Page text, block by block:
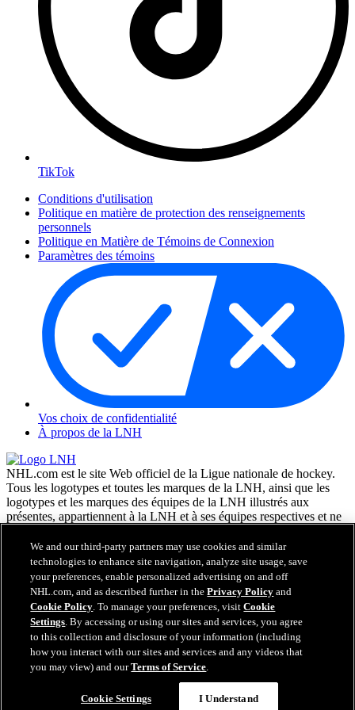
TikTok
Conditions d'utilisation
Politique en matière de protection des renseignements
personnels
Politique en Matière de Témoins de Connexion
Paramètres des témoins
Vos choix de confidentialité
À propos de la LNH
NHL.com est le site Web officiel de la Ligue nationale de hockey.
Tous les logotypes et toutes les marques de la LNH, ainsi que les
logotypes et les marques des équipes de la LNH illustrés aux
présentes, appartiennent à la LNH et à ses équipes respectives et ne
Enterprises, L.P. © LNH 2026. Tous droits réservés. Tous les
chandails d'équipe de la LNH personnalisés avec les noms des
joueurs de la LNH et leurs numéros sont officiellement sous license
de la LNH et de l'AJLNH. Le mot servant de marque Zamboni et la
configuration de la surfaceuse Zamboni sont des marques de
commerce déposées de Frank J. Zamboni & Co., Inc. © Frank J.
Zamboni & Co., Inc. 2026. Tous droits réservés. Toute autre marque
déposée ou tout droit d'auteur d'une tierce partie sont la propriété de
leurs auteurs respectifs. Tous droits réservés.
We and our third-party partners may use cookies and similar
technologies to enhance site navigation, analyze site usage, save
your preferences, enable personalized advertising on and off
NHL.com, and as described further in thePrivacy Policy and
Cookie Policy. To manage your preferences, visitCookie
Settings. By accessing or using our sites and services, you agree
to this collection and disclosure of your information (including
how you interact with our sites and services and any videos that
you may view) and ourTerms of Service.
Cookie Settings I Understand